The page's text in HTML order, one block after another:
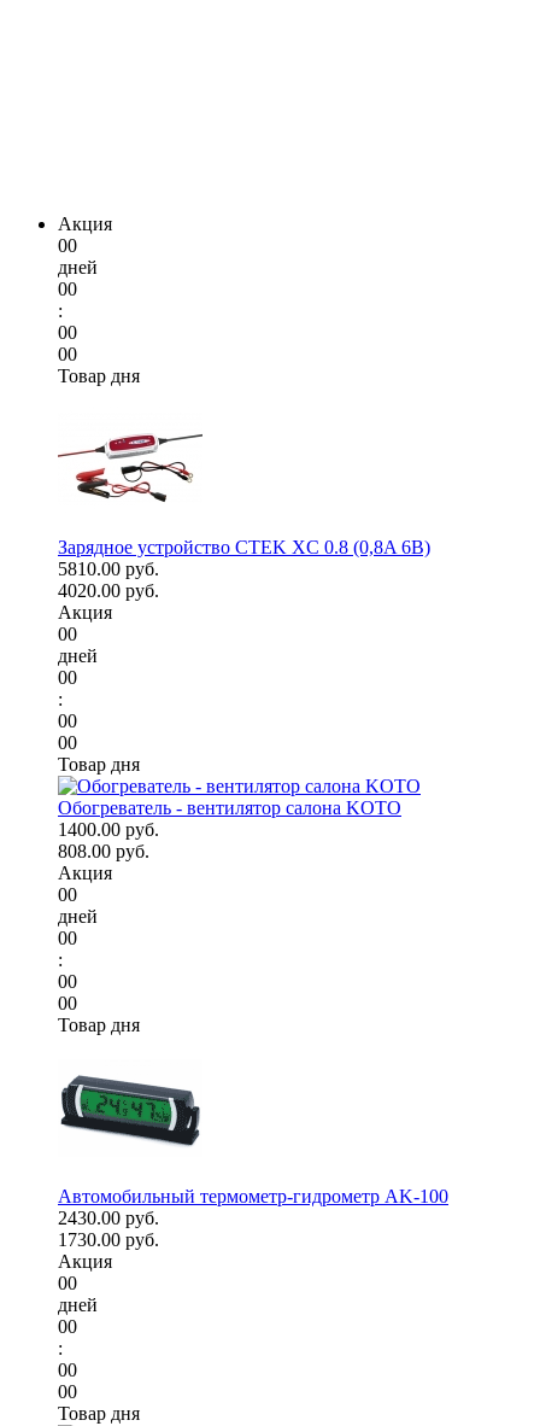
Акция
00
дней
00
:
00
00
Товар дня
Зарядное устройство CTEK XC 0.8 (0,8A 6В)
5810.00 руб.
4020.00 руб.
Акция
00
дней
00
:
00
00
Товар дня
Обогреватель - вентилятор салона KOTO
1400.00 руб.
808.00 руб.
Акция
00
дней
00
:
00
00
Товар дня
Автомобильный термометр-гидрометр AK-100
2430.00 руб.
1730.00 руб.
Акция
00
дней
00
:
00
00
Товар дня